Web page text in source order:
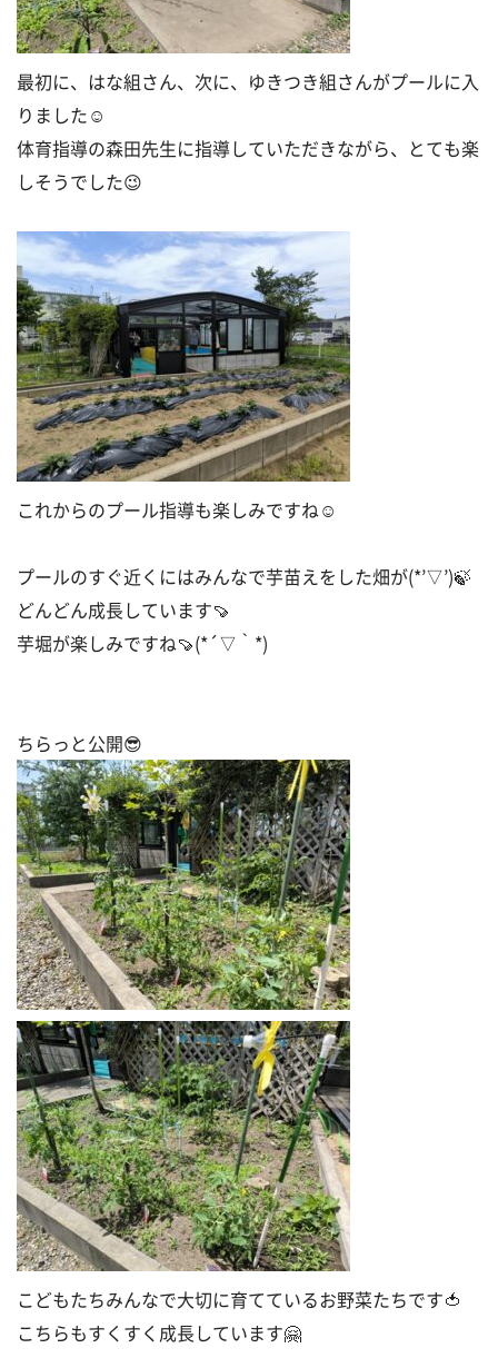
最初に、はな組さん、次に、ゆきつき組さんがプールに入
りました☺
体育指導の森田先生に指導していただきながら、とても楽
しそうでした😉
これからのプール指導も楽しみですね☺
プールのすぐ近くにはみんなで芋苗えをした畑が(*’▽’)🍃
どんどん成長しています🍠
芋堀が楽しみですね🍠(*´▽｀*)
ちらっと公開😎
こどもたちみんなで大切に育てているお野菜たちです🍅
こちらもすくすく成長しています🤗